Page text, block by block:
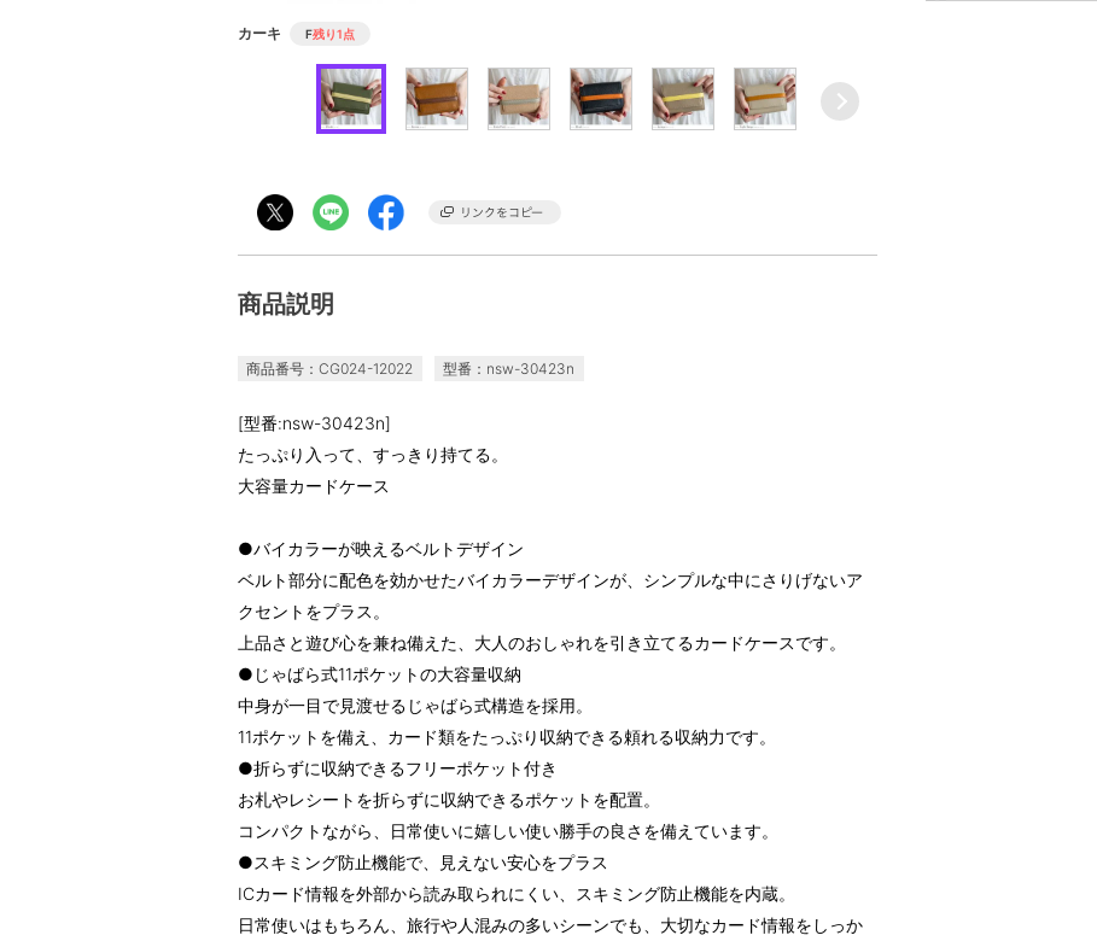
カーキ F残り1点
商品説明
商品番号：CG024-12022 型番：nsw-30423n
[型番:nsw-30423n]
たっぷり入って、すっきり持てる。
大容量カードケース
●バイカラーが映えるベルトデザイン
ベルト部分に配色を効かせたバイカラーデザインが、シンプルな中にさりげないア
クセントをプラス。
上品さと遊び心を兼ね備えた、大人のおしゃれを引き立てるカードケースです。
●じゃばら式11ポケットの大容量収納
中身が一目で見渡せるじゃばら式構造を採用。
11ポケットを備え、カード類をたっぷり収納できる頼れる収納力です。
●折らずに収納できるフリーポケット付き
お札やレシートを折らずに収納できるポケットを配置。
コンパクトながら、日常使いに嬉しい使い勝手の良さを備えています。
●スキミング防止機能で、見えない安心をプラス
ICカード情報を外部から読み取られにくい、スキミング防止機能を内蔵。
日常使いはもちろん、旅行や人混みの多いシーンでも、大切なカード情報をしっか